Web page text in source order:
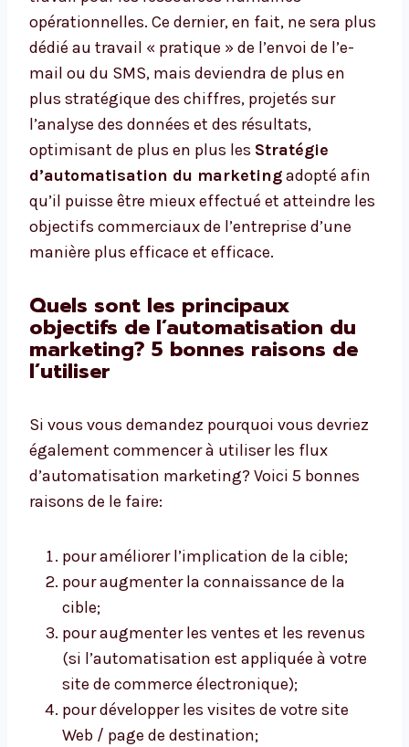
opérationnelles. Ce dernier, en fait, ne sera plus
dédié au travail « pratique » de l’envoi de l’e-
mail ou du SMS, mais deviendra de plus en
plus stratégique des chiffres, projetés sur
l’analyse des données et des résultats,
optimisant de plus en plus les Stratégie
d’automatisation du marketingadopté afin
qu’il puisse être mieux effectué et atteindre les
objectifs commerciaux de l’entreprise d’une
manière plus efficace et efficace.
Quels sont les principaux
objectifs de l’automatisation du
marketing? 5 bonnes raisons de
l’utiliser
Si vous vous demandez pourquoi vous devriez
également commencer à utiliser les flux
d’automatisation marketing? Voici 5 bonnes
raisons de le faire:
pour améliorer l’implication de la cible;
pour augmenter la connaissance de la
cible;
pour augmenter les ventes et les revenus
(si l’automatisation est appliquée à votre
site de commerce électronique);
pour développer les visites de votre site
Web / page de destination;